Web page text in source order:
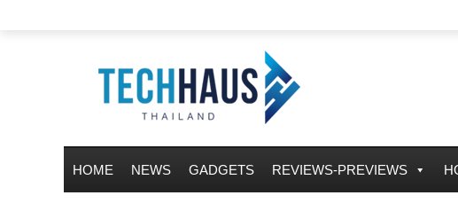
HOME NEWS GADGETS REVIEWS-PREVIEWS